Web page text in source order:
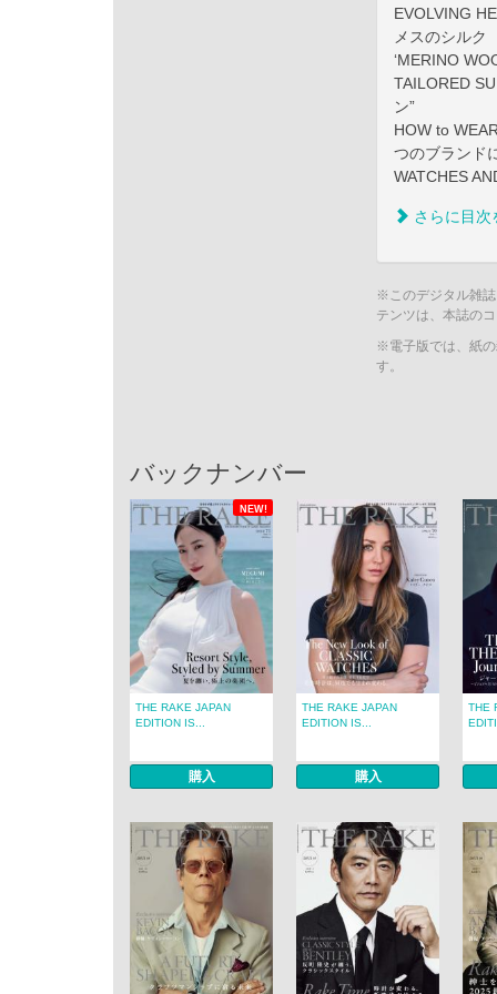
EVOLVING
メスのシルク
‘MERINO
TAILORED
ン”
HOW to
つのブランド
WATCHES
さらに目次
※このデジタル雑
テンツは、本誌の
※電子版では、紙
す。
バックナンバー
NEW!
THE RAKE JAPAN
EDITION IS...
購入
THE RAKE JAPAN
EDITION IS...
購入
THE